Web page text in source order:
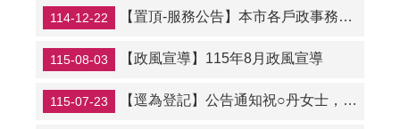
114-12-22 【置頂-服務公告】本市各戶政事務所115年連續假期之週六上午延長服務及假日預約結婚登記暫停辦理時段
115-08-03 【政風宣導】115年8月政風宣導
115-07-23 【逕為登記】公告通知祝○丹女士，本所業於115年7月21日逕為辦理長女陳○涵未成年子女權利義務行使負擔登記。